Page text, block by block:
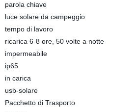
parola chiave
luce solare da campeggio
tempo di lavoro
ricarica 6-8 ore, 50 volte a notte
impermeabile
ip65
in carica
usb-solare
Pacchetto di Trasporto